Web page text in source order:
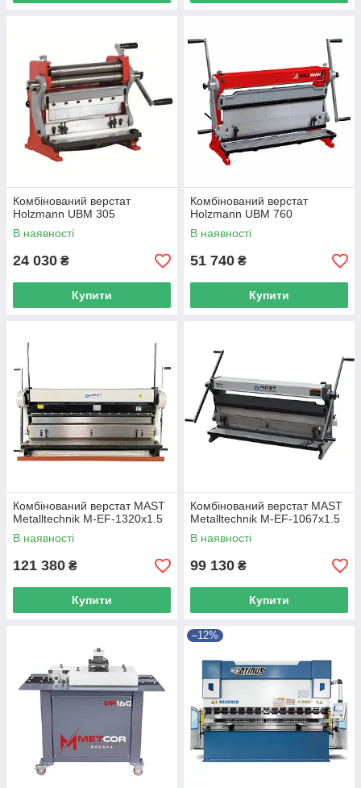
Комбінований верстат
Holzmann UBM 305
В наявності
24 030 ₴
Купити
Комбінований верстат
Holzmann UBM 760
В наявності
51 740 ₴
Купити
Комбінований верстат MAST
Metalltechnik M-EF-1320x1.5
В наявності
121 380 ₴
Купити
Комбінований верстат MAST
Metalltechnik M-EF-1067x1.5
В наявності
99 130 ₴
Купити
–12%